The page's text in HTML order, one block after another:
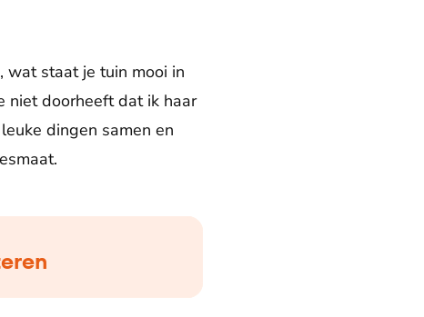
wat staat je tuin mooi in
niet doorheeft dat ik haar
dingen samen en